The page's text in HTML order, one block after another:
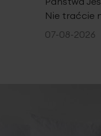
Nie traćcie
07-08-2026